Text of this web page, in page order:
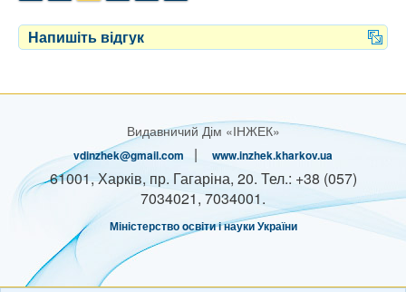
Напишіть відгук
Видавничий Дім «ІНЖЕК»
vdinzhek@gmail.com | www.inzhek.kharkov.ua
61001, Харків, пр. Гагаріна, 20. Тел.: +38 (057)
7034021, 7034001.
Міністерство oсвіти і науки України